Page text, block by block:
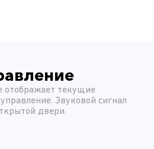
отображает текущие
Звуковой сигнал
двери.